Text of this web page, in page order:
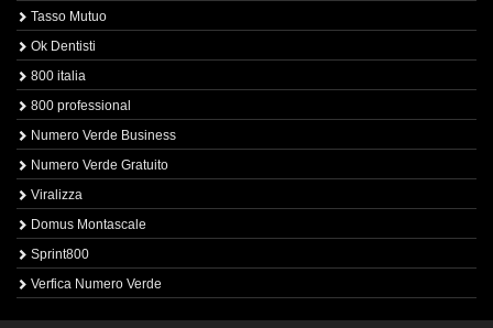
Tasso Mutuo
Ok Dentisti
800 italia
800 professional
Numero Verde Business
Numero Verde Gratuito
Viralizza
Domus Montascale
Sprint800
Verfica Numero Verde